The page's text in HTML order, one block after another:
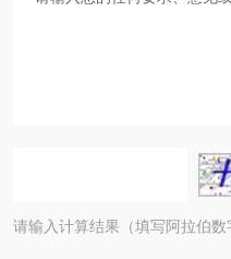
请输入计算结果（填写阿拉伯